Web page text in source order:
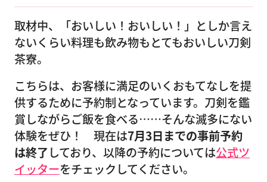
取材中、「おいしい！おいしい！」としか言え
ないくらい料理も飲み物もとてもおいしい刀剣
茶寮。
こちらは、お客様に満足のいくおもてなしを提
供するために予約制となっています。刀剣を鑑
賞しながらご飯を食べる……そんな滅多にない
体験をぜひ！ 現在は7月3日までの事前予約
は終了 しており、以降の予約については公式ツ
イッターをチェックしてください。